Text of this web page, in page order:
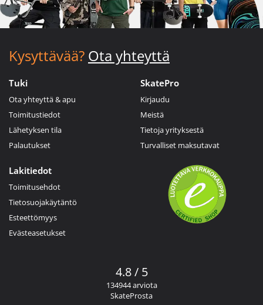
Kysyttävää? Ota yhteyttä
Tuki
Ota yhteyttä & apu
Toimitustiedot
Lähetyksen tila
Palautukset
SkatePro
Kirjaudu
Meistä
Tietoja yrityksestä
Turvalliset maksutavat
Lakitiedot
Toimitusehdot
Tietosuojakäytäntö
Esteettömyys
Evästeasetukset
4.8 / 5
134944 arviota
SkateProsta